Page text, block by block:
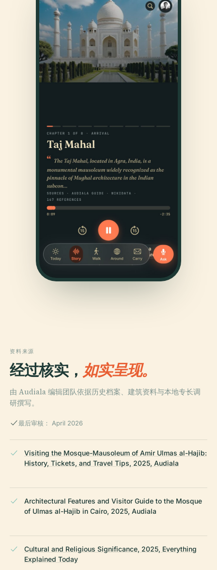
资料来源
经过核实， 如实呈现。
由 Audiala 编辑团队依据历史档案、建筑资料与本地专长调
研撰写。
最后审核： April 2026
Visiting the Mosque-Mausoleum of Amir Ulmas al-Hajib:
History, Tickets, and Travel Tips, 2025, Audiala
Architectural Features and Visitor Guide to the Mosque
of Ulmas al-Hajib in Cairo, 2025, Audiala
Cultural and Religious Significance, 2025, Everything
Explained Today